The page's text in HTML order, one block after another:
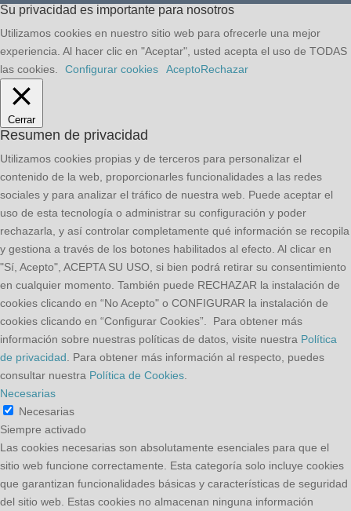
Su privacidad es importante para nosotros
Utilizamos cookies en nuestro sitio web para ofrecerle una mejor
experiencia. Al hacer clic en "Aceptar", usted acepta el uso de TODAS
las cookies.
Configurar cookies AceptoRechazar
Cerrar
Resumen de privacidad
Utilizamos cookies propias y de terceros para personalizar el
contenido de la web, proporcionarles funcionalidades a las redes
sociales y para analizar el tráfico de nuestra web. Puede aceptar el
uso de esta tecnología o administrar su configuración y poder
rechazarla, y así controlar completamente qué información se recopila
y gestiona a través de los botones habilitados al efecto. Al clicar en
"Sí, Acepto", ACEPTA SU USO, si bien podrá retirar su consentimiento
en cualquier momento. También puede RECHAZAR la instalación de
cookies clicando en “No Acepto" o CONFIGURAR la instalación de
cookies clicando en “Configurar Cookies”. Para obtener más
información sobre nuestras políticas de datos, visite nuestra Política
de privacidad . Para obtener más información al respecto, puedes
consultar nuestra Política de Cookies
Necesarias
Necesarias
Siempre activado
Las cookies necesarias son absolutamente esenciales para que el
sitio web funcione correctamente. Esta categoría solo incluye cookies
que garantizan funcionalidades básicas y características de seguridad
del sitio web. Estas cookies no almacenan ninguna información